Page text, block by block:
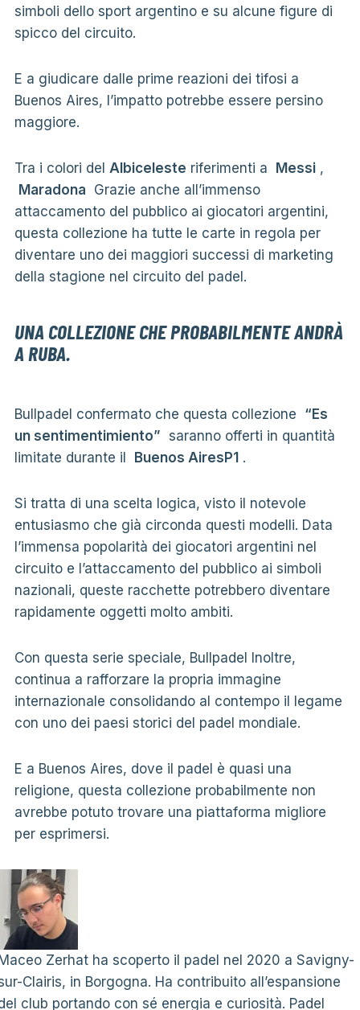
simboli dello sport argentino e su alcune figure di
spicco del circuito.
E a giudicare dalle prime reazioni dei tifosi a
Buenos Aires, l’impatto potrebbe essere persino
maggiore.
Tra i colori del Albiceleste riferimenti a Messi,
Maradona Grazie anche all’immenso
attaccamento del pubblico ai giocatori argentini,
questa collezione ha tutte le carte in regola per
diventare uno dei maggiori successi di marketing
della stagione nel circuito del padel.
UNA COLLEZIONE CHE PROBABILMENTE ANDRÀ
A RUBA.
Bullpadel confermato che questa collezione “Es
un sentimentimiento” saranno offerti in quantità
limitate durante il Buenos AiresP1.
Si tratta di una scelta logica, visto il notevole
entusiasmo che già circonda questi modelli. Data
l’immensa popolarità dei giocatori argentini nel
circuito e l’attaccamento del pubblico ai simboli
nazionali, queste racchette potrebbero diventare
rapidamente oggetti molto ambiti.
Con questa serie speciale, Bullpadel Inoltre,
continua a rafforzare la propria immagine
internazionale consolidando al contempo il legame
con uno dei paesi storici del padel mondiale.
E a Buenos Aires, dove il padel è quasi una
religione, questa collezione probabilmente non
avrebbe potuto trovare una piattaforma migliore
per esprimersi.
Zerhat ha scoperto il padel nel 2020 a Savigny-
Clairis, in Borgogna. Ha contribuito all’espansione
club portando con sé energia e curiosità. Padel